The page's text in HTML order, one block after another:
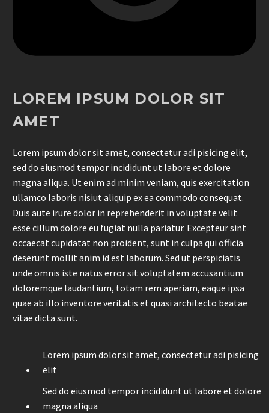
LOREM IPSUM DOLOR SIT
AMET
Lorem ipsum dolor sit amet, consectetur adi pisicing elit,
sed do eiusmod tempor incididunt ut labore et dolore
magna aliqua. Ut enim ad minim veniam, quis exercitation
ullamco laboris nisiut aliquip ex ea commodo consequat.
Duis aute irure dolor in reprehenderit in voluptate velit
esse cillum dolore eu fugiat nulla pariatur. Excepteur sint
occaecat cupidatat non proident, sunt in culpa qui officia
deserunt mollit anim id est laborum. Sed ut perspiciatis
unde omnis iste natus error sit voluptatem accusantium
doloremque laudantium, totam rem aperiam, eaque ipsa
quae ab illo inventore veritatis et quasi architecto beatae
vitae dicta sunt.
Lorem ipsum dolor sit amet, consectetur adi pisicing
elit
Sed do eiusmod tempor incididunt ut labore et dolore
magna aliqua